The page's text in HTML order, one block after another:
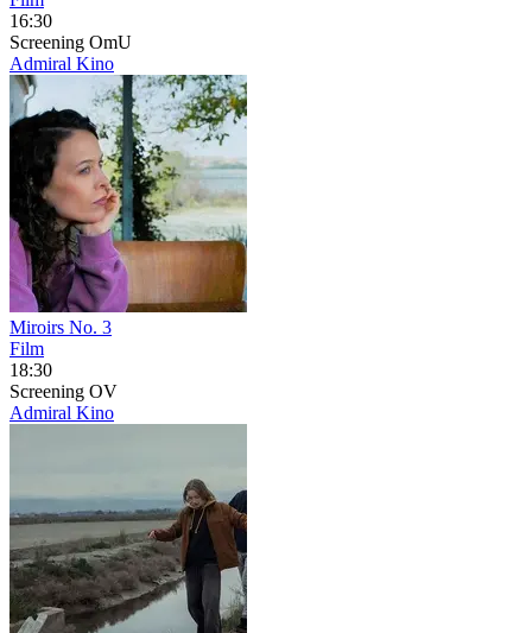
16:30
Screening OmU
Admiral Kino
Miroirs No. 3
Film
18:30
Screening OV
Admiral Kino